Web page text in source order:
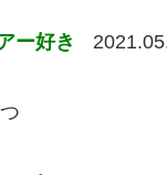
ー好き